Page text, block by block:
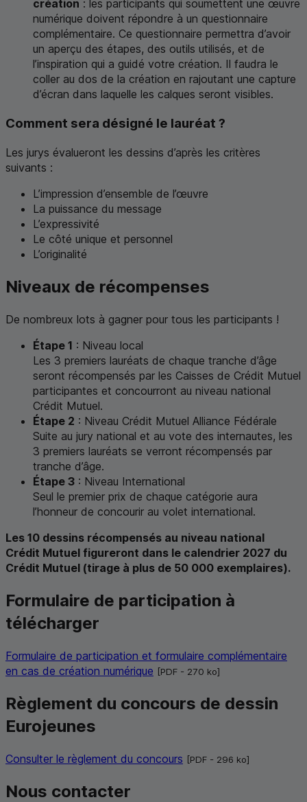
création : les participants qui soumettent une œuvre
numérique doivent répondre à un questionnaire
complémentaire. Ce questionnaire permettra d’avoir
un aperçu des étapes, des outils utilisés, et de
l’inspiration qui a guidé votre création. Il faudra le
coller au dos de la création en rajoutant une capture
d’écran dans laquelle les calques seront visibles.
Comment sera désigné le lauréat ?
Les jurys évalueront les dessins d’après les critères
suivants :
L’impression d’ensemble de l’œuvre
La puissance du message
L’expressivité
Le côté unique et personnel
L’originalité
Niveaux de récompenses
De nombreux lots à gagner pour tous les participants !
Étape 1 : Niveau local
Les 3 premiers lauréats de chaque tranche d’âge
seront récompensés par les Caisses de Crédit Mutuel
participantes et concourront au niveau national
Crédit Mutuel.
Étape 2 : Niveau Crédit Mutuel Alliance Fédérale
Suite au jury national et au vote des internautes, les
3 premiers lauréats se verront récompensés par
tranche d’âge.
Étape 3 : Niveau International
Seul le premier prix de chaque catégorie aura
l’honneur de concourir au volet international.
Les 10 dessins récompensés au niveau national
Crédit Mutuel figureront dans le calendrier 2027 du
Crédit Mutuel (tirage à plus de 50 000 exemplaires).
Formulaire de participation à
télécharger
Formulaire de participation et formulaire complémentaire
en cas de création numérique [PDF - 270 ko]
Règlement du concours de dessin
Eurojeunes
Consulter le règlement du concours [PDF - 296 ko]
Nous contacter